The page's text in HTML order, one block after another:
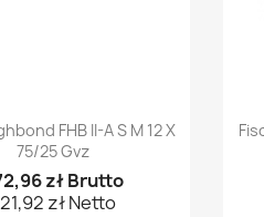
Szybki podgląd
FHB II-A S M 12 X
75/25 Gvz
zł Brutto
zł Netto